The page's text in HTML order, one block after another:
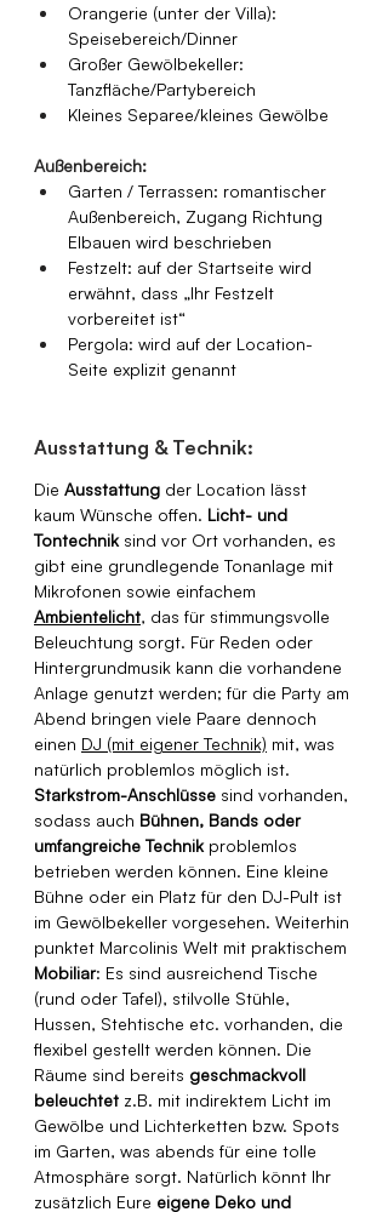
Orangerie (unter der Villa):
Speisebereich/Dinner
Großer Gewölbekeller:
Tanzfläche/Partybereich
Kleines Separee/kleines Gewölbe
Außenbereich:
Garten / Terrassen: romantischer
Außenbereich, Zugang Richtung
Elbauen wird beschrieben
Festzelt: auf der Startseite wird
erwähnt, dass „Ihr Festzelt
vorbereitet ist“
Pergola: wird auf der Location-
Seite explizit genannt
Ausstattung & Technik:
Die Ausstattung der Location lässt
kaum Wünsche offen. Licht- und
Tontechnik sind vor Ort vorhanden, es
gibt eine grundlegende Tonanlage mit
Mikrofonen sowie einfachem
Ambientelicht, das für stimmungsvolle
Beleuchtung sorgt. Für Reden oder
Hintergrundmusik kann die vorhandene
Anlage genutzt werden; für die Party am
Abend bringen viele Paare dennoch
einen DJ (mit eigener Technik) mit, was
natürlich problemlos möglich ist.
Starkstrom-Anschlüsse sind vorhanden,
sodass auch Bühnen, Bands oder
umfangreiche Technik problemlos
betrieben werden können. Eine kleine
Bühne oder ein Platz für den DJ-Pult ist
im Gewölbekeller vorgesehen. Weiterhin
punktet Marcolinis Welt mit praktischem
Mobiliar: Es sind ausreichend Tische
(rund oder Tafel), stilvolle Stühle,
Hussen, Stehtische etc. vorhanden, die
flexibel gestellt werden können. Die
Räume sind bereits geschmackvoll
beleuchtet z.B. mit indirektem Licht im
Gewölbe und Lichterketten bzw. Spots
im Garten, was abends für eine tolle
Atmosphäre sorgt. Natürlich könnt Ihr
zusätzlich Eure eigene Deko und